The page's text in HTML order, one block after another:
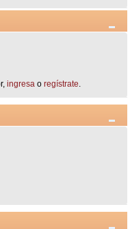
ingresao regístrate.